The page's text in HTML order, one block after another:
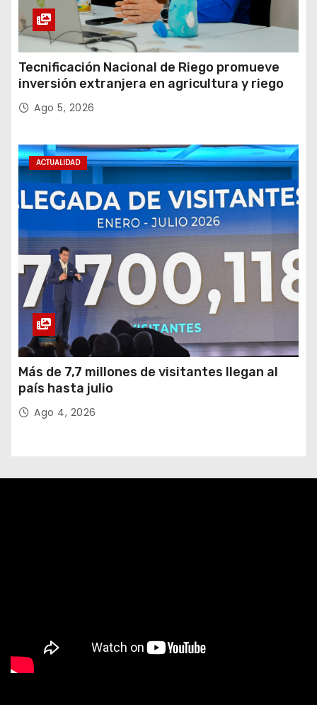
Tecnificación Nacional de Riego promueve
inversión extranjera en agricultura y riego
Ago 5, 2026
ACTUALIDAD
Más de 7,7 millones de visitantes llegan al
país hasta julio
Ago 4, 2026